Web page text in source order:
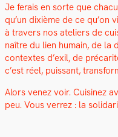
Je ferais en sorte que
qu’un dix­ième de ce qu’on
à tra­vers nos ate­liers de
naître du lien humain, de
con­textes d’exil, de
c’est réel, puis­sant,
Alors venez voir. Cuisinez
peu. Vous ver­rez : la